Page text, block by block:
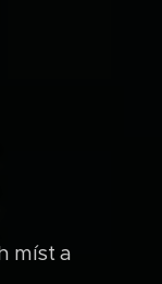
míst a